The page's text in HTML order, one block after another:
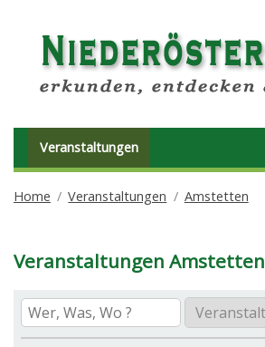
Veranstaltungen
Home Veranstaltungen Amstetten
Veranstaltungen Amstetten